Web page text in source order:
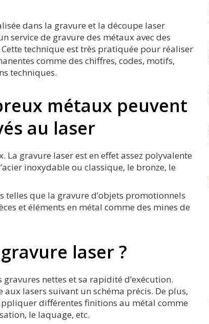
sur les audiences et les chiffres
annoncés
dans la gravure et la découpe laser
service de gravure des métaux avec des
Cette technique est très pratiquée pour réaliser
comme des chiffres, codes, motifs,
techniques.
métaux peuvent
au laser
gravure laser est en effet assez polyvalente
inoxydable ou classique, le bronze, le
telles que la gravure d’objets promotionnels
et éléments en métal comme des mines de
laser ?
nettes et sa rapidité d’exécution.
lasers suivant un schéma précis. De plus,
différentes finitions au métal comme
le laquage, etc.